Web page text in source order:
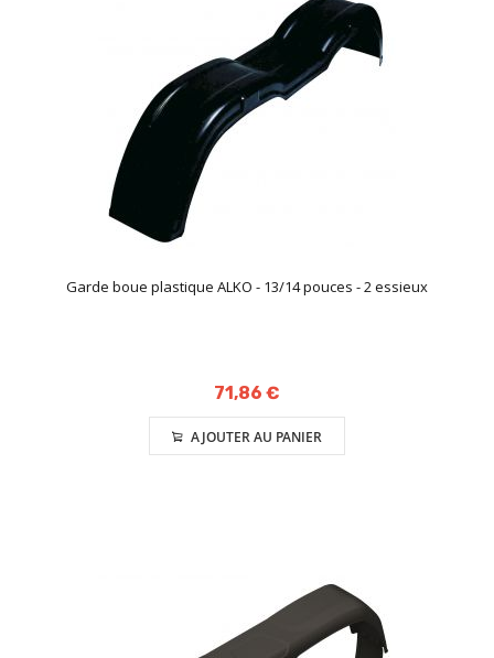
Garde boue plastique ALKO - 13/14 pouces - 2 essieux
71,86 €
AJOUTER AU PANIER